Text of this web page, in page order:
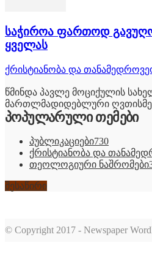
საჭიროა ფართოდ
ყველას
ქრისტიანობა და
წმინდა პავლე მოციქულის
მართლმადიდებლური
პოპულარული თემები
პუბლიკაციები730
ქრისტიანობა და
თეოლოგიური ნაშრომები
შესაწირი
© Copyright 2017 - Newspaper